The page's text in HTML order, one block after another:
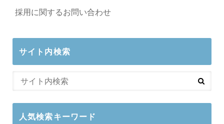
採用に関するお問い合わせ
サイト内検索
人気検索キーワード